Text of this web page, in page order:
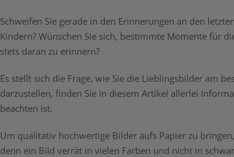
Schweifen Sie gerade in den Erinnerungen an den
Kindern? Wünschen Sie sich, bestimmte Momente für
stets daran zu erinnern?
Es stellt sich die Frage, wie Sie die Lieblingsbilder am
darzustellen, finden Sie in diesem Artikel allerlei
beachten ist.
Um qualitativ hochwertige Bilder aufs Papier zu
denn ein Bild verrät in vielen Farben und nicht in